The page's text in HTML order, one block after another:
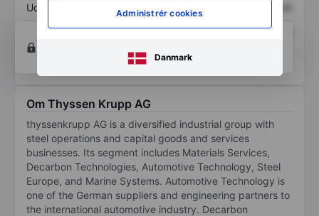
Administrér cookies
Danmark
Udbytte pr. aktie XXXXXXX
Opret konto
og analyse værktøjer.
Om Thyssen Krupp AG
thyssenkrupp AG is a diversified industrial group with
steel operations and capital goods and services
businesses. Its segment includes Materials Services,
Decarbon Technologies, Automotive Technology, Steel
Europe, and Marine Systems. Automotive Technology is
one of the German suppliers and engineering partners to
the international automotive industry. Decarbon